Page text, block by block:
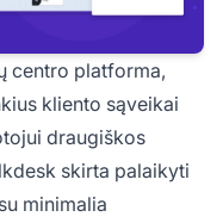
centro platforma,
kliento sąveikai
draugiškos
skirta palaikyti
minimalia